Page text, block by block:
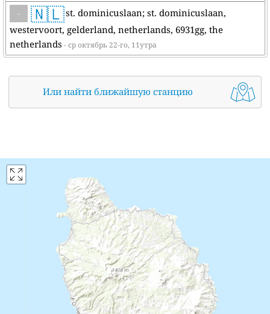
- 🇳🇱st. dominicuslaan; st. dominicuslaan,
westervoort, gelderland, netherlands, 6931gg, the
netherlands - ср октябрь 22-го, 11утра
Или найти ближайшую станцию